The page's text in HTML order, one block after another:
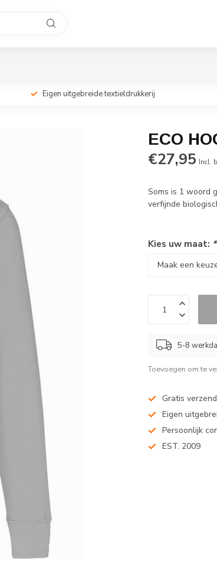
Eigen uitgebreide textieldrukkerij
ECO
€27,95 Incl.
Soms is 1 woord
verfijnde
Kies uw maat: *
5-8
Toevoegen om te
Gratis
Eigen
Persoonlijk
EST. 2009